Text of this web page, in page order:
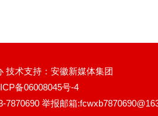
技术支持：安徽新媒体集团
备06008045号-4
举报邮箱